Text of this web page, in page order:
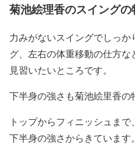
菊池絵理香のスイングの
力みがないスイングでしっ
グ、左右の体重移動の仕方
見習いたいところです。
下半身の強さも菊池絵里香の
トップからフィニッシュまで
下半身の強さからきています。